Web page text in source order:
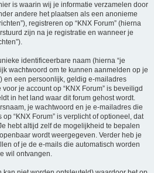
is waarin wij je informatie verzamelen door
andere het plaatsen als een anonieme
registreren op “KNX Forum” (hierna
zijn na je registratie en wanneer je
identificeerbare naam (hierna “je
wachtwoord om te kunnen aanmelden op je
en een persoonlijk, geldig e-mailadres
je account op “KNX Forum” is beveiligd
in het land waar dit forum gehost wordt.
je wachtwoord en je e-mailadres die
“KNX Forum” is verplicht of optioneel, dat
hebt altijd zelf de mogelijkheid te bepalen
wordt weergegeven. Verder heb je
of je de e-mails die automatisch worden
wil ontvangen.